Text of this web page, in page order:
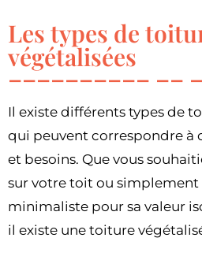
Les types de
végétalisées
Il existe différents types de
qui peuvent correspondre à
et besoins. Que vous
sur votre toit ou simplement
minimaliste pour sa valeur
il existe une toiture